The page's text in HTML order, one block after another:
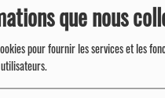
que nous
pour fournir les services et les